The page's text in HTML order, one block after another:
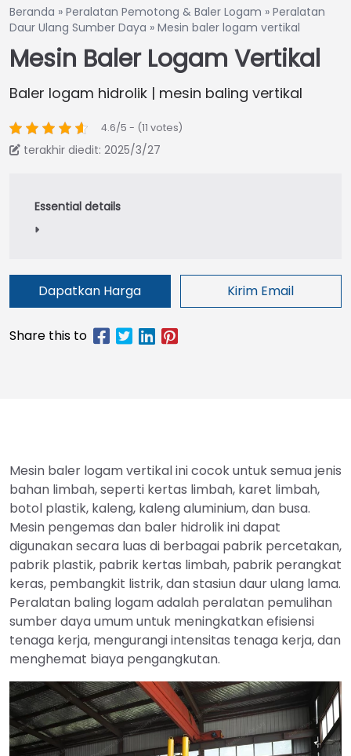
Beranda » Peralatan Pemotong & Baler Logam » Peralatan
Daur Ulang Sumber Daya » Mesin baler logam vertikal
Mesin Baler Logam Vertikal
Baler logam hidrolik | mesin baling vertikal
4.6/5 - (11 votes)
terakhir diedit: 2025/3/27
Dapatkan Harga Kirim Email
Mesin baler logam vertikal ini cocok untuk semua jenis
bahan limbah, seperti kertas limbah, karet limbah,
botol plastik, kaleng, kaleng aluminium, dan busa.
Mesin pengemas dan baler hidrolik ini dapat
digunakan secara luas di berbagai pabrik percetakan,
pabrik plastik, pabrik kertas limbah, pabrik perangkat
keras, pembangkit listrik, dan stasiun daur ulang lama.
Peralatan baling logam adalah peralatan pemulihan
sumber daya umum untuk meningkatkan efisiensi
tenaga kerja, mengurangi intensitas tenaga kerja, dan
menghemat biaya pengangkutan.